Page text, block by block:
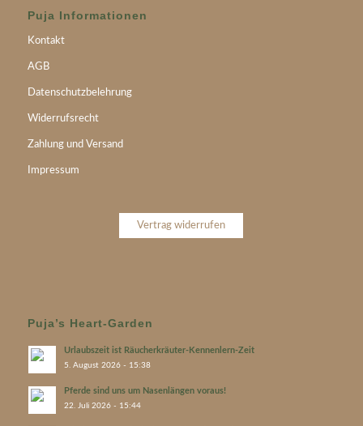
Puja Informationen
Kontakt
AGB
Datenschutzbelehrung
Widerrufsrecht
Zahlung und Versand
Impressum
Vertrag widerrufen
Puja’s Heart-Garden
Urlaubszeit ist Räucherkräuter-Kennenlern-Zeit
5. August 2026 - 15:38
Pferde sind uns um Nasenlängen voraus!
22. Juli 2026 - 15:44